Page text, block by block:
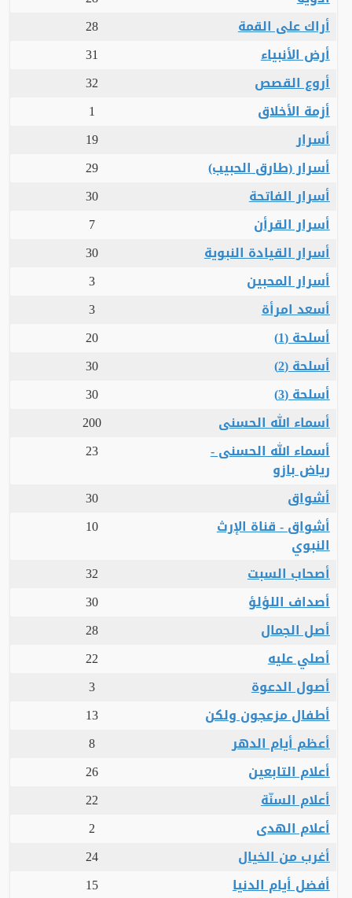
أراك على القمة
28
أرض الأنبياء
31
أروع القصص
32
أزمة الأخلاق
1
أسرار
19
أسرار (طارق الحبيب)
29
أسرار الفاتحة
30
أسرار القرأن
7
أسرار القيادة النبوية
30
أسرار المحبين
3
أسعد امرأة
3
أسلحة (1)
20
أسلحة (2)
30
أسلحة (3)
30
أسماء الله الحسنى
200
أسماء الله الحسنى -
رياض بازو
23
أشواق
30
أشواق - قناة الإرث
النبوي
10
أصحاب السبت
32
أصداف اللؤلؤ
30
أصل الجمال
28
أصلي عليه
22
أصول الدعوة
3
أطفال مزعجون ولكن
13
أعظم أيام الدهر
8
أعلام التابعين
26
أعلام السنّة
22
أعلام الهدى
2
أغرب من الخيال
24
أفضل أيام الدنيا
15